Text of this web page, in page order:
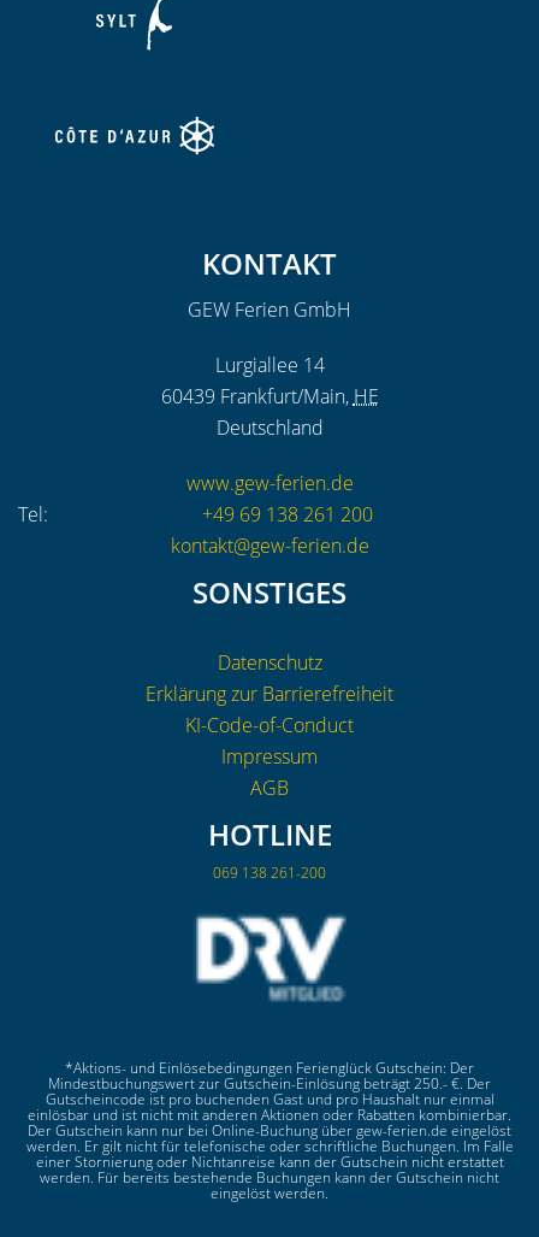
KONTAKT
GEW Ferien GmbH
Lurgiallee 14
60439 Frankfurt/Main, HE
Deutschland
www.gew-ferien.de
Tel:
+49 69 138 261 200
kontakt@gew-ferien.de
SONSTIGES
Datenschutz
Erklärung zur Barrierefreiheit
KI-Code-of-Conduct
Impressum
AGB
HOTLINE
069 138 261-200
*Aktions- und Einlösebedingungen Ferienglück Gutschein: Der
Mindestbuchungswert zur Gutschein-Einlösung beträgt 250.- €. Der
Gutscheincode ist pro buchenden Gast und pro Haushalt nur einmal
einlösbar und ist nicht mit anderen Aktionen oder Rabatten kombinierbar.
Der Gutschein kann nur bei Online-Buchung über gew-ferien.de eingelöst
werden. Er gilt nicht für telefonische oder schriftliche Buchungen. Im Falle
einer Stornierung oder Nichtanreise kann der Gutschein nicht erstattet
werden. Für bereits bestehende Buchungen kann der Gutschein nicht
eingelöst werden.